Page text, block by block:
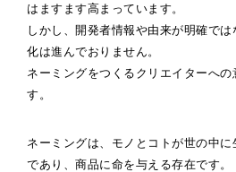
はますます高まっています。
しかし、開発者情報や由来が明確で
化は進んでおりません。
ネーミングをつくるクリエイターへの
す。
ネーミングは、モノとコトが世の中
であり、商品に命を与える存在です。